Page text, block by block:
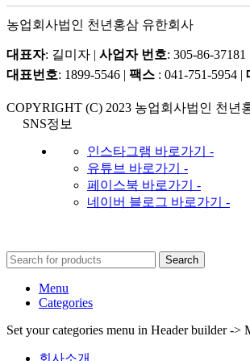
농업회사법인 천년홍삼 유한회사
대표자: 길미자 | 사업자 번호: 305-86-37181 |
대표번호: 1899-5546 | 팩스 : 041-751-5954 |
COPYRIGHT (C) 2023 농업회사법인 천년
SNS정보
인스타그램 바로가기 -
유튜브 바로가기 -
페이스북 바로가기 -
네이버 블로그 바로가기 -
Search
Menu
Categories
Set your categories menu in Header builder -
회사소개